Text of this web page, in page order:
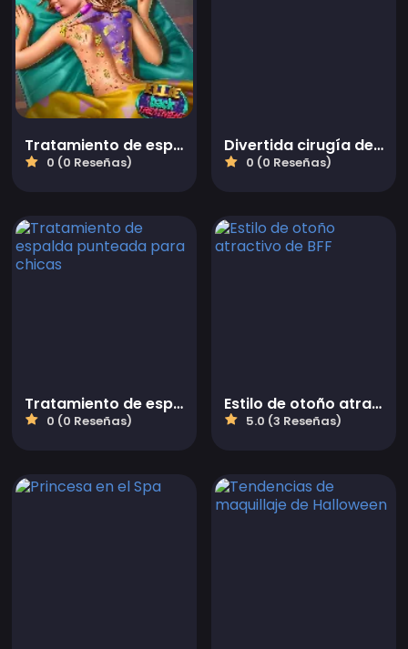
Tratamiento de espalda de Ellie
0 (0 Reseñas)
Divertida cirugía dental
0 (0 Reseñas)
Tratamiento de espalda punteada para chicas
0 (0 Reseñas)
Estilo de otoño atractivo de BFF
5.0 (3 Reseñas)